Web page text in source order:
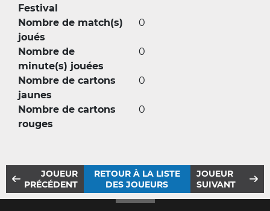
Festival
Nombre de match(s)
joués
0
Nombre de
minute(s) jouées
0
Nombre de cartons
jaunes
0
Nombre de cartons
rouges
0
JOUEUR
PRÉCÉDENT
RETOUR À LA LISTE
DES JOUEURS
JOUEUR
SUIVANT